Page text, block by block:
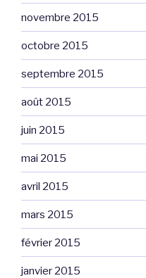
novembre 2015
octobre 2015
septembre 2015
août 2015
juin 2015
mai 2015
avril 2015
mars 2015
février 2015
janvier 2015